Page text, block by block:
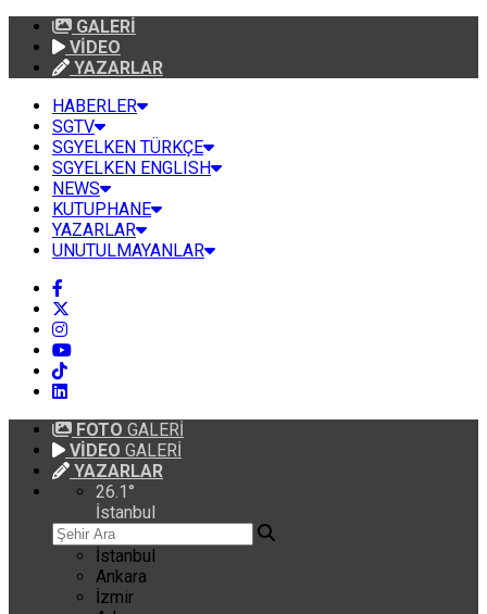
GALERİ
VİDEO
YAZARLAR
HABERLER
SGTV
SGYELKEN TÜRKÇE
SGYELKEN ENGLISH
NEWS
KUTUPHANE
YAZARLAR
UNUTULMAYANLAR
FOTO GALERİ
VİDEO GALERİ
YAZARLAR
26.1°
İstanbul
İstanbul
Ankara
İzmir